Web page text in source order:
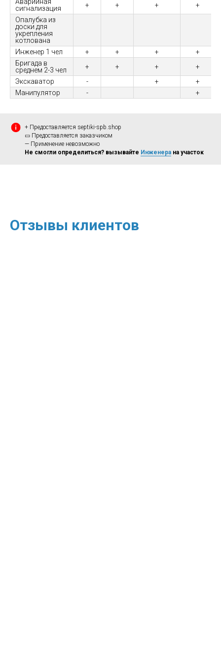
сигнализация
+ + +
+
Опалубка из
доски для
укрепления
котлована
Инженер 1 чел
+ + +
+
Бригада в
среднем 2-3 чел
+ + +
+
Экскаватор
- +
+
Манипулятор
- +
+ Предоставляется septiki-spb.shop
▭ Предоставляется заказчиком
— Применение невозможно
Не смогли определиться? вызывайте Инженера на участок
Отзывы клиентов